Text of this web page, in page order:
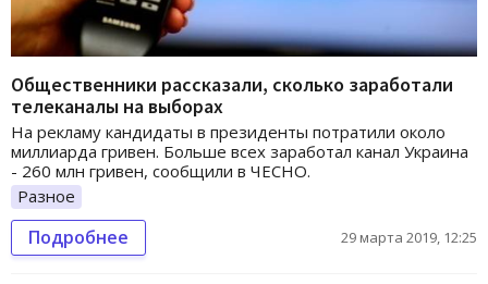
Общественники рассказали, сколько заработали
телеканалы на выборах
На рекламу кандидаты в президенты потратили около
миллиарда гривен. Больше всех заработал канал Украина
- 260 млн гривен, сообщили в ЧЕСНО.
Разное
Подробнее 29 марта 2019, 12:25